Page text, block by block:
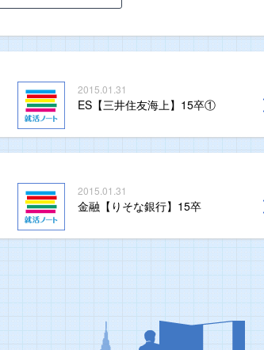
2015.01.31
ES【三井住友海上】15卒①
2015.01.31
金融【りそな銀行】15卒